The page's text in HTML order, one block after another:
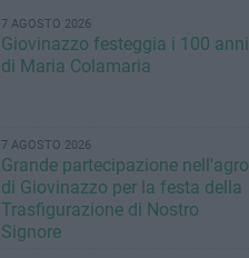
7 AGOSTO 2026
Giovinazzo festeggia i 100 anni
di Maria Colamaria
7 AGOSTO 2026
Grande partecipazione nell'agro
di Giovinazzo per la festa della
Trasfigurazione di Nostro
Signore